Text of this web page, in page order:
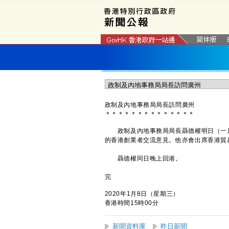
政制及內地事務局局長訪問廣州
＊ ＊ ＊ ＊ ＊ ＊ ＊ ＊ ＊ ＊ ＊ ＊ ＊ ＊
政制及內地事務局局長聶德權明日（一
的香港創業者交流意見。他亦會出席香港
聶德權同日晚上回港。
完
2020年1月8日（星期三）
香港時間15時00分
新聞資料庫 昨日新聞